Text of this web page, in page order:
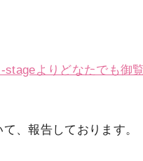
stageよりどなたでも御
、報告しております。